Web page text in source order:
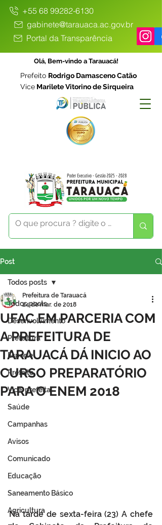
+55 68 99282-6130
gabinete@tarauaca.ac.gov.br
Portal da Transparência
Olá, Bem-vindo a Tarauacá!
Prefeito Rodrigo Damasceno Catão
Vice Marilete Vitorino de Sirqueira
Post
Todos posts
Desenvolvimento
Prefeitura
Esporte
Prefeito
Vice-prefeita
Saúde
Campanhas
Avisos
Comunicado
Educação
Saneamento Básico
Agricultura
Todos posts
UFAC EM PARCERIA COM
A PREFEITURA DE
TARAUACÁ DÁ INICIO AO
CURSO PREPARATÓRIO
PARA O ENEM 2018
Prefeitura de Tarauacá
24 de mar. de 2018
Na tarde de sexta-feira (23) A chefe